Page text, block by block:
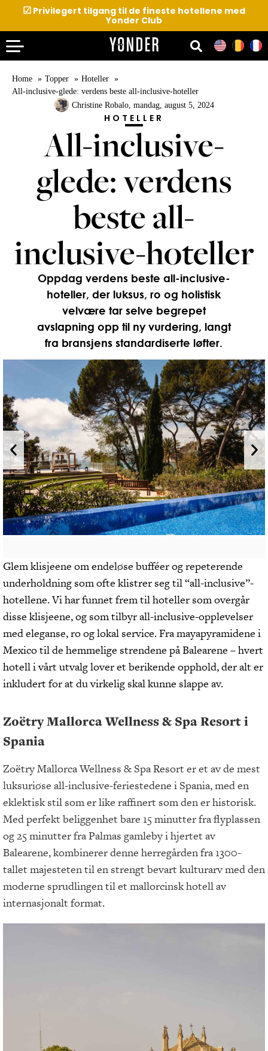
☑ Privilegert tilgang til de fineste hotellene med
Yonder Club
Home Topper
Hoteller
All-inclusive-glede: verdens beste all-inclusive-hoteller
Christine Robalo, mandag, august 5, 2024
HOTELLER
All-inclusive-
glede: verdens
beste all-
inclusive-hoteller
Oppdag verdens beste all-inclusive-
hoteller, der luksus, ro og holistisk
velvære tar selve begrepet
avslapning opp til ny vurdering, langt
fra bransjens standardiserte løfter.
Glem klisjeene om endeløse bufféer og repeterende
underholdning som ofte klistrer seg til “all-inclusive”-
hotellene. Vi har funnet frem til hoteller som overgår
disse klisjeene, og som tilbyr all-inclusive-opplevelser
med eleganse, ro og lokal service. Fra mayapyramidene i
Mexico til de hemmelige strendene på Balearene – hvert
hotell i vårt utvalg lover et berikende opphold, der alt er
inkludert for at du virkelig skal kunne slappe av.
Zoëtry Mallorca Wellness & Spa Resort i
Spania
Zoëtry Mallorca Wellness & Spa Resort er et av de mest
luksuriøse all-inclusive-feriestedene i Spania, med en
eklektisk stil som er like raffinert som den er historisk.
Med perfekt beliggenhet bare 15 minutter fra flyplassen
og 25 minutter fra Palmas gamleby i hjertet av
Balearene, kombinerer denne herregården fra 1300-
tallet majesteten til en strengt bevart kulturarv med den
moderne sprudlingen til et mallorcinsk hotell av
internasjonalt format.